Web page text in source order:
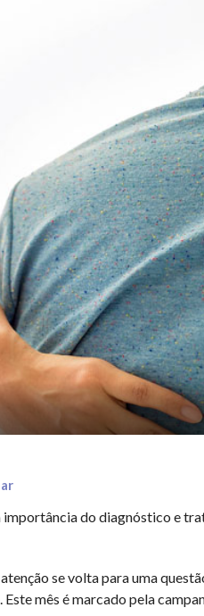
importância do diagnóstico e
se volta para uma
Este mês é marcado pela